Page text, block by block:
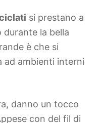
si prestano a
la bella
è che si
ad ambienti interni
danno un tocco
con del fil di